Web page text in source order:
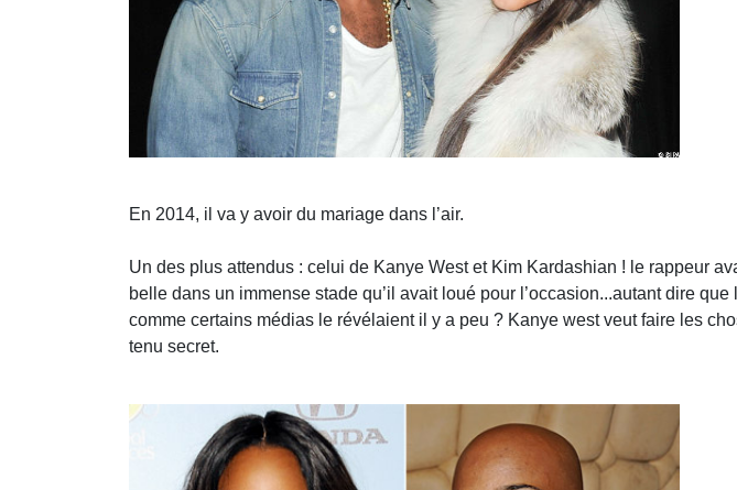
En 2014, il va y avoir du mariage dans l’air.
Un des plus attendus : celui de Kanye West et Kim Kardashian ! le rappeur
belle dans un immense stade qu’il avait loué pour l’occasion...autant dire
comme certains médias le révélaient il y a peu ? Kanye west veut faire les
tenu secret.